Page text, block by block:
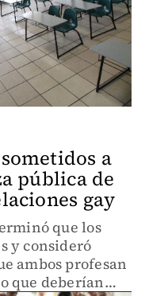
a
pública de
gay
que los
y consideró
ambos profesan
que deberían